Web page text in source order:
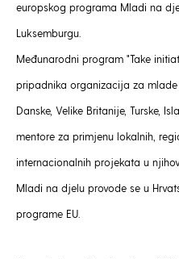
europskog programa Mladi na
Luksemburgu.
Međunarodni program "Take
pripadnika organizacija za mlade
Danske, Velike Britanije, Turske,
mentore za primjenu lokalnih,
internacionalnih projekata u
Mladi na djelu provode se u
programe EU.